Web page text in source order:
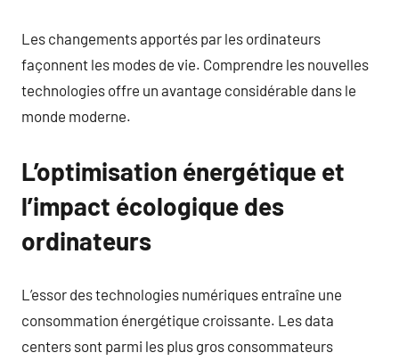
Les changements apportés par les ordinateurs
façonnent les modes de vie. Comprendre les nouvelles
technologies offre un avantage considérable dans le
monde moderne.
L’optimisation énergétique et
l’impact écologique des
ordinateurs
L’essor des technologies numériques entraîne une
consommation énergétique croissante. Les data
centers sont parmi les plus gros consommateurs